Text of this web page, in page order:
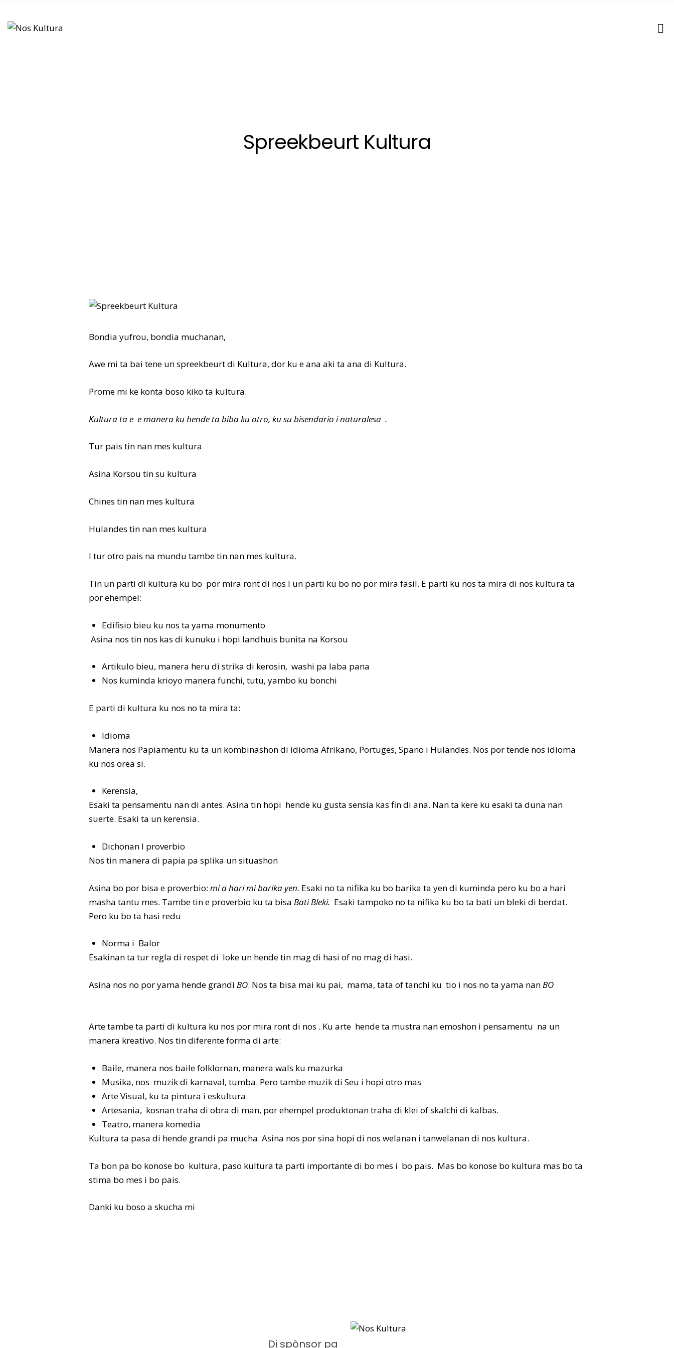
Spreekbeurt Kultura
Bondia yufrou, bondia muchanan,
Awe mi ta bai tene un spreekbeurt di Kultura, dor ku e ana aki ta ana di Kultura.
Prome mi ke konta boso kiko ta kultura.
Kultura ta e e manera ku hende ta biba ku otro, ku su bisendario i naturalesa .
Tur pais tin nan mes kultura
Asina Korsou tin su kultura
Chines tin nan mes kultura
Hulandes tin nan mes kultura
I tur otro pais na mundu tambe tin nan mes kultura.
Tin un parti di kultura ku bo por mira ront di nos I un parti ku bo no por mira fasil. E parti ku nos ta mira di nos kultura ta
por ehempel:
Edifisio bieu ku nos ta yama monumento
Asina nos tin nos kas di kunuku i hopi landhuis bunita na Korsou
Artikulo bieu, manera heru di strika di kerosin, washi pa laba pana
Nos kuminda krioyo manera funchi, tutu, yambo ku bonchi
E parti di kultura ku nos no ta mira ta:
Idioma
Manera nos Papiamentu ku ta un kombinashon di idioma Afrikano, Portuges, Spano i Hulandes. Nos por tende nos idioma
ku nos orea si.
Kerensia,
Esaki ta pensamentu nan di antes. Asina tin hopi hende ku gusta sensia kas fin di ana. Nan ta kere ku esaki ta duna nan
suerte. Esaki ta un kerensia.
Dichonan I proverbio
Nos tin manera di papia pa splika un situashon
Asina bo por bisa e proverbio: mi a hari mi barika yen. Esaki no ta nifika ku bo barika ta yen di kuminda pero ku bo a hari
masha tantu mes. Tambe tin e proverbio ku ta bisa Bati Bleki. Esaki tampoko no ta nifika ku bo ta bati un bleki di berdat.
Pero ku bo ta hasi redu
Norma i Balor
Esakinan ta tur regla di respet di loke un hende tin mag di hasi of no mag di hasi.
Asina nos no por yama hende grandi BO. Nos ta bisa mai ku pai, mama, tata of tanchi ku tio i nos no ta yama nanBO
Arte tambe ta parti di kultura ku nos por mira ront di nos . Ku arte hende ta mustra nan emoshon i pensamentu na un
manera kreativo. Nos tin diferente forma di arte:
Baile, manera nos baile folklornan, manera wals ku mazurka
Musika, nos muzik di karnaval, tumba. Pero tambe muzik di Seu i hopi otro mas
Arte Visual, ku ta pintura i eskultura
Artesania, kosnan traha di obra di man, por ehempel produktonan traha di klei of skalchi di kalbas.
Teatro, manera komedia
Kultura ta pasa di hende grandi pa mucha. Asina nos por sina hopi di nos welanan i tanwelanan di nos kultura.
Ta bon pa bo konose bo kultura, paso kultura ta parti importante di bo mes i bo pais. Mas bo konose bo kultura mas bo ta
stima bo mes i bo pais.
Danki ku boso a skucha mi
Di spònsor pa